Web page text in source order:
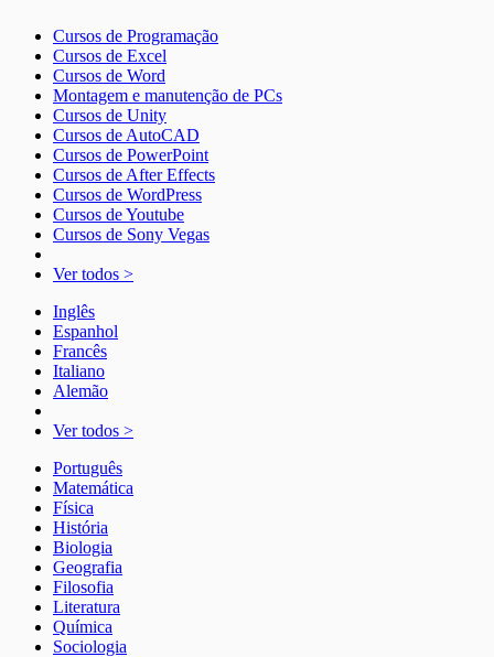
Cursos de Programação
Cursos de Excel
Cursos de Word
Montagem e manutenção de PCs
Cursos de Unity
Cursos de AutoCAD
Cursos de PowerPoint
Cursos de After Effects
Cursos de WordPress
Cursos de Youtube
Cursos de Sony Vegas
Ver todos >
Inglês
Espanhol
Francês
Italiano
Alemão
Ver todos >
Português
Matemática
Física
História
Biologia
Geografia
Filosofia
Literatura
Química
Sociologia